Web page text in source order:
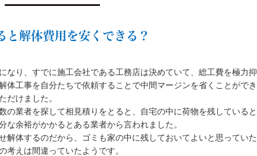
と解体費用を安くできる？
なり、すでに施工会社である工務店は決めていて、総工費を極力抑
体工事を自分たちで依頼することで中間マージンを省くことができ
だけました。
の業者を探して相見積りをとると、自宅の中に荷物を残していると
な余裕がかかるとある業者から言われました。
解体するのだから、ゴミも家の中に残しておいてよいと思っていた
考えは間違っていたようです。